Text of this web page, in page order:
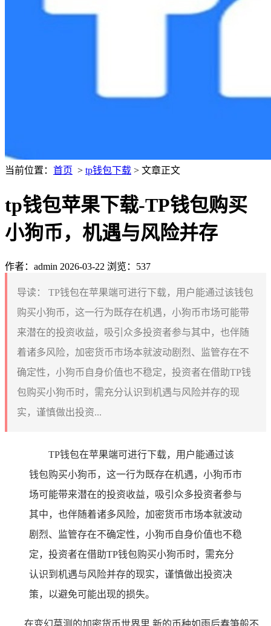
当前位置： 首页 > tp钱包下载 > 文章正文
tp钱包苹果下载-TP钱包购买
小狗币，机遇与风险并存
作者：admin 2026-03-22 浏览：537
导读：
TP钱包在苹果端可进行下载，用户能通过该钱包
购买小狗币，这一行为既存在机遇，小狗币市场可能带
来潜在的投资收益，吸引众多投资者参与其中，也伴随
着诸多风险，加密货币市场本就波动剧烈、监管存在不
确定性，小狗币自身价值也不稳定，投资者在借助TP钱
包购买小狗币时，需充分认识到机遇与风险并存的现
实，谨慎做出投资...
TP钱包在苹果端可进行下载，用户能通过该
钱包购买小狗币，这一行为既存在机遇，小狗币市
场可能带来潜在的投资收益，吸引众多投资者参与
其中，也伴随着诸多风险，加密货币市场本就波动
剧烈、监管存在不确定性，小狗币自身价值也不稳
定，投资者在借助TP钱包购买小狗币时，需充分
认识到机遇与风险并存的现实，谨慎做出投资决
策，以避免可能出现的损失。
在变幻莫测的加密货币世界里,新的币种如雨后春笋般不